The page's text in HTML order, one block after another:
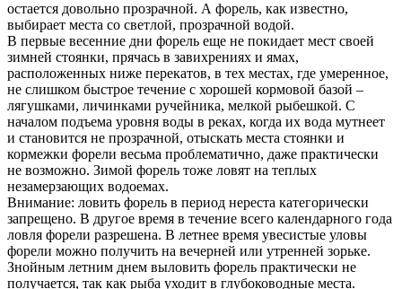
остается довольно прозрачной. А форель, как известно,
выбирает места со светлой, прозрачной водой.
В первые весенние дни форель еще не покидает мест своей
зимней стоянки, прячась в завихрениях и ямах,
расположенных ниже перекатов, в тех местах, где умеренное,
не слишком быстрое течение с хорошей кормовой базой –
лягушками, личинками ручейника, мелкой рыбешкой. С
началом подъема уровня воды в реках, когда их вода мутнеет
и становится не прозрачной, отыскать места стоянки и
кормежки форели весьма проблематично, даже практически
не возможно. Зимой форель тоже ловят на теплых
незамерзающих водоемах.
Внимание: ловить форель в период нереста категорически
запрещено. В другое время в течение всего календарного года
ловля форели разрешена. В летнее время увесистые уловы
форели можно получить на вечерней или утренней зорьке.
Знойным летним днем выловить форель практически не
получается, так как рыба уходит в глубоководные места.